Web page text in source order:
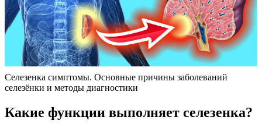
Селезенка симптомы. Основные причины заболеваний
селезёнки и методы диагностики
Какие функции выполняет селезенка?